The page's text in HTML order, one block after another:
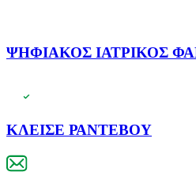
ΨΗΦΙΑΚΟΣ ΙΑΤΡΙΚΟΣ
ΚΛΕΙΣΕ ΡΑΝΤΕΒΟΥ